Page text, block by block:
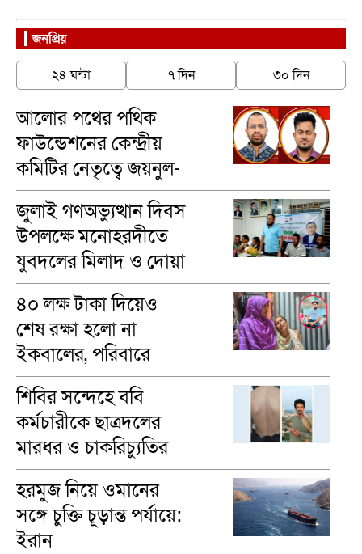
জনপ্রিয়
২৪ ঘন্টা ৭ দিন ৩০ দিন
আলোর পথের পথিক
ফাউন্ডেশনের কেন্দ্রীয়
কমিটির নেতৃত্বে জয়নুল-
মাসুম
জুলাই গণঅভ্যুত্থান দিবস
উপলক্ষে মনোহরদীতে
যুবদলের মিলাদ ও দোয়া
মাহফিল অনুষ্ঠিত
৪০ লক্ষ টাকা দিয়েও
শেষ রক্ষা হলো না
ইকবালের, পরিবারে
শোকের মাতম
শিবির সন্দেহে ববি
কর্মচারীকে ছাত্রদলের
মারধর ও চাকরিচ্যুতির
অভিযোগ
হরমুজ নিয়ে ওমানের
সঙ্গে চুক্তি চূড়ান্ত পর্যায়ে:
ইরান